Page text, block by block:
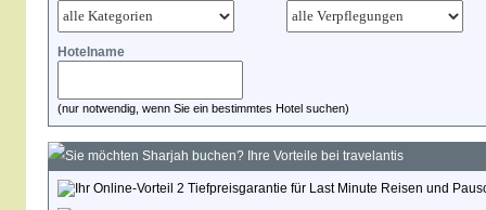
Hotelname
(nur notwendig, wenn Sie ein bestimmtes Hotel suchen)
Sie möchten Sharjah buchen? Ihre Vorteile bei travelantis
Tiefpreisgarantie für Last Minute Reisen und